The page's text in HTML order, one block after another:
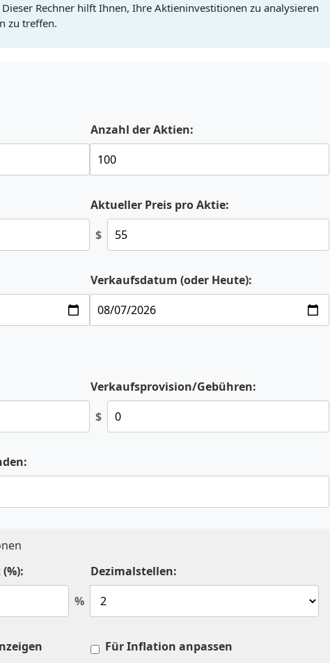
Rechner hilft Ihnen, Ihre Aktieninvestitionen zu analysieren
zu treffen.
Anzahl der Aktien:
Aktueller Preis pro Aktie:
$
Verkaufsdatum (oder Heute):
Verkaufsprovision/Gebühren:
$
%
Dezimalstellen:
Für Inflation anpassen